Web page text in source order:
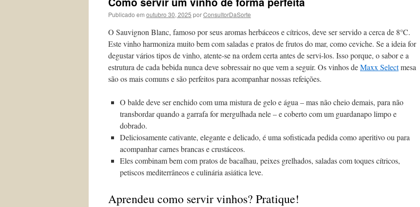
Publicado em outubro 30, 2025 porConsultorDaSorte
O Sauvignon Blanc, famoso por seus aromas herbáceos e cítricos, deve ser servido a cerca de 8°C.
Este vinho harmoniza muito bem com saladas e pratos de frutos do mar, como ceviche. Se a ideia for
degustar vários tipos de vinho, atente-se na ordem certa antes de servi-los. Isso porque, o sabor e a
estrutura de cada bebida nunca deve sobressair no que vem a seguir. Os vinhos deMaxx Selectmesa
são os mais comuns e são perfeitos para acompanhar nossas refeições.
O balde deve ser enchido com uma mistura de gelo e água – mas não cheio demais, para não
transbordar quando a garrafa for mergulhada nele – e coberto com um guardanapo limpo e
dobrado.
Deliciosamente cativante, elegante e delicado, é uma sofisticada pedida como aperitivo ou para
acompanhar carnes brancas e crustáceos.
Eles combinam bem com pratos de bacalhau, peixes grelhados, saladas com toques cítricos,
petiscos mediterrâneos e culinária asiática leve.
Aprendeu como servir vinhos? Pratique!